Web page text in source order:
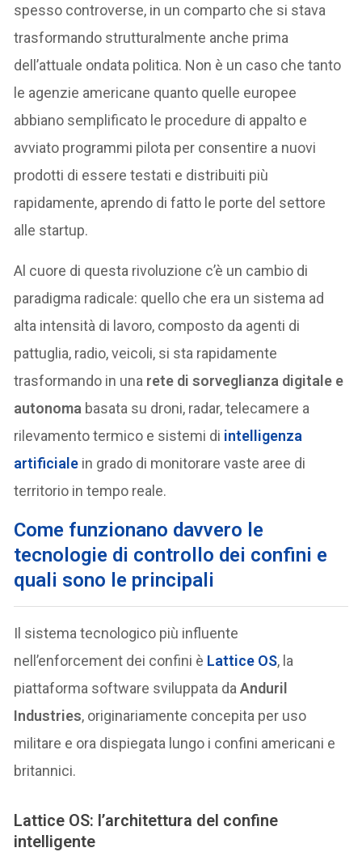
spesso controverse, in un comparto che si stava
trasformando strutturalmente anche prima
dell’attuale ondata politica. Non è un caso che tanto
le agenzie americane quanto quelle europee
abbiano semplificato le procedure di appalto e
avviato programmi pilota per consentire a nuovi
prodotti di essere testati e distribuiti più
rapidamente, aprendo di fatto le porte del settore
alle startup.
Al cuore di questa rivoluzione c’è un cambio di
paradigma radicale: quello che era un sistema ad
alta intensità di lavoro, composto da agenti di
pattuglia, radio, veicoli, si sta rapidamente
trasformando in una rete di sorveglianza digitale e
autonoma basata su droni, radar, telecamere a
rilevamento termico e sistemi di intelligenza
artificiale in grado di monitorare vaste aree di
territorio in tempo reale.
Come funzionano davvero le
tecnologie di controllo dei confini e
quali sono le principali
Il sistema tecnologico più influente
nell’enforcement dei confini è Lattice OS, la
piattaforma software sviluppata daAnduril
Industries, originariamente concepita per uso
militare e ora dispiegata lungo i confini americani e
britannici.
Lattice OS: l’architettura del confine
intelligente